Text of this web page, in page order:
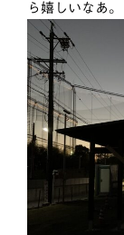
ら嬉しいなあ。